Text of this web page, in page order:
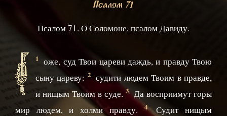
Псалом 71
Псалом 71. О Соломоне, псалом Давиду.
1
Б
оже, суд Твои цареви даждь, и правду Твою
сыну цареву: 2 судити людем Твоим в правде,
и нищым Твоим в суде. 3 Да восприимут горы
мир людем, и холми правду.4 Судит нищым